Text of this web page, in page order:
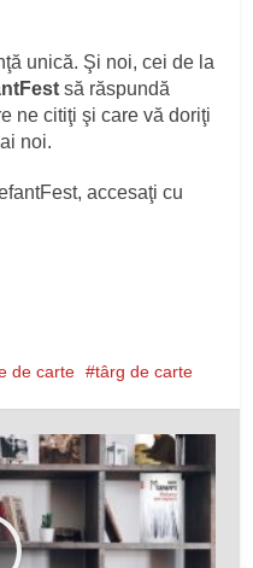
unică. Şi noi, cei de la
să răspundă
ne citiţi şi care vă doriţi
noi.
accesaţi cu
de carte târg de carte